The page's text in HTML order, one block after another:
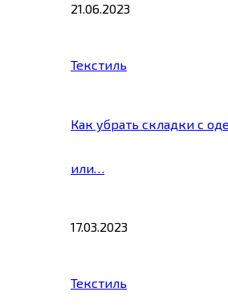
21.06.2023
Текстиль
Как убрать складки с
или…
17.03.2023
Текстиль